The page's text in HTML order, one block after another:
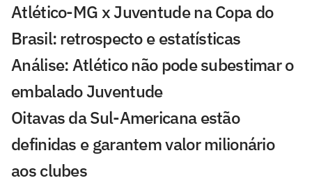
Atlético-MG x Juventude na Copa do
Brasil: retrospecto e estatísticas
Análise: Atlético não pode subestimar o
embalado Juventude
Oitavas da Sul-Americana estão
definidas e garantem valor milionário
aos clubes